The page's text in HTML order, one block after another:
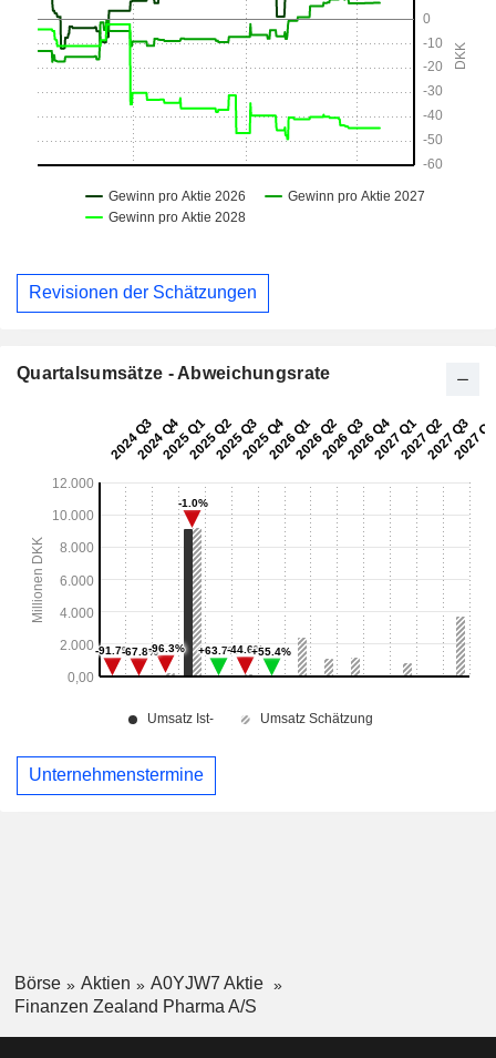
Revisionen der Schätzungen
Quartalsumsätze - Abweichungsrate
Unternehmenstermine
Börse Aktien
A0YJW7 Aktie
Finanzen Zealand Pharma A/S